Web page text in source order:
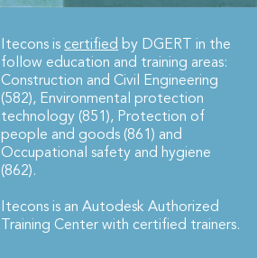
Itecons is certified by DGERT in the
follow education and training areas:
Construction and Civil Engineering
(582), Environmental protection
technology (851), Protection of
people and goods (861) and
Occupational safety and hygiene
(862).
Itecons is an Autodesk Authorized
Training Center with certified trainers.